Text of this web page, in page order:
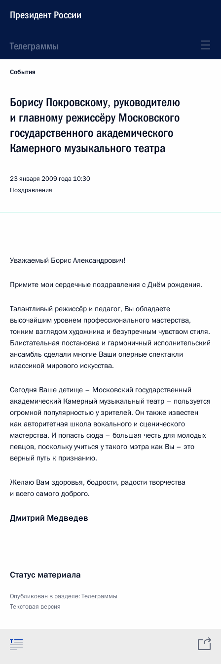
Президент России
Телеграммы
События
Борису Покровскому, руководителю
и главному режиссёру Московского
государственного академического
Камерного музыкального театра
23 января 2009 года 10:30
Поздравления
Уважаемый Борис Александрович!
Примите мои сердечные поздравления с Днём рождения.
Талантливый режиссёр и педагог, Вы обладаете
высочайшим уровнем профессионального мастерства,
тонким взглядом художника и безупречным чувством стиля.
Блистательная постановка и гармоничный исполнительский
ансамбль сделали многие Ваши оперные спектакли
классикой мирового искусства.
Сегодня Ваше детище – Московский государственный
академический Камерный музыкальный театр – пользуется
огромной популярностью у зрителей. Он также известен
как авторитетная школа вокального и сценического
мастерства. И попасть сюда – большая честь для молодых
певцов, поскольку учиться у такого мэтра как Вы – это
верный путь к признанию.
Желаю Вам здоровья, бодрости, радости творчества
и всего самого доброго.
Дмитрий Медведев
Статус материала
Опубликован в разделе:Телеграммы
Текстовая версия